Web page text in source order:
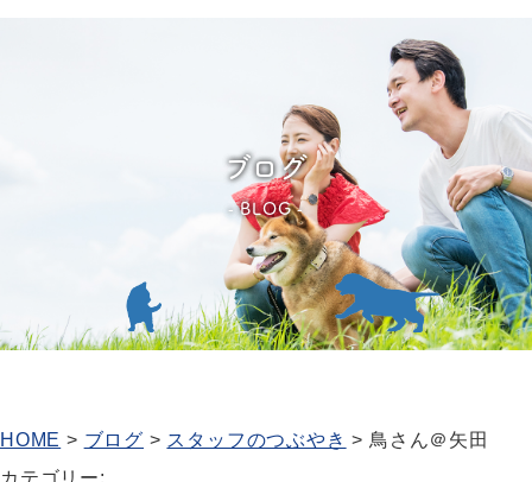
ブログ
BLOG
HOME > ブログ > スタッフのつぶやき > 鳥さん＠矢田